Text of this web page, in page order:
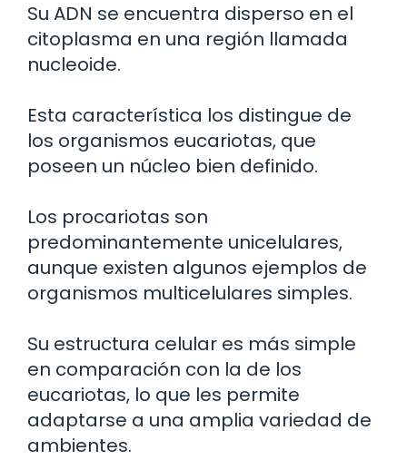
Su ADN se encuentra disperso en el
citoplasma en una región llamada
nucleoide.
Esta característica los distingue de
los organismos eucariotas, que
poseen un núcleo bien definido.
Los procariotas son
predominantemente unicelulares,
aunque existen algunos ejemplos de
organismos multicelulares simples.
Su estructura celular es más simple
en comparación con la de los
eucariotas, lo que les permite
adaptarse a una amplia variedad de
ambientes.